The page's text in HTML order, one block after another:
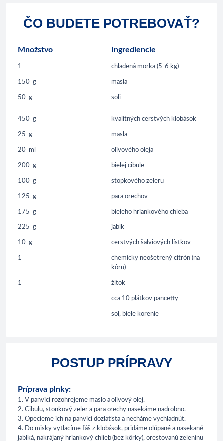
ČO BUDETE POTREBOVAŤ?
Množstvo Ingrediencie
1 chladená morka (5-6 kg)
150 g masla
50 g soli
450 g kvalitných cerstvých klobások
25 g masla
20 ml olivového oleja
200 g bielej cibule
100 g stopkového zeleru
125 g para orechov
175 g bieleho hriankového chleba
225 g jablk
10 g cerstvých šalviových lístkov
1
chemicky neošetrený citrón (na
kôru)
1 žltok
cca 10 plátkov pancetty
sol, biele korenie
POSTUP PRÍPRAVY
Príprava plnky:
1. V panvici rozohrejeme maslo a olivový olej.
2. Cibulu, stonkový zeler a para orechy nasekáme nadrobno.
3. Opecieme ich na panvici dozlatista a necháme vychladnút.
4. Do misky vytlacíme fáš z klobások, pridáme olúpané a nasekané
jablká, nakrájaný hriankový chlieb (bez kôrky), orestovanú zeleninu